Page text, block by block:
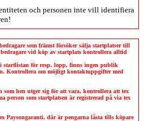
och personen inte vill identifiera
som främst försöker sälja startplatser till
vid köp av startplats kontrollera alltid
startlistan för resp. lopp, finns ingen publik
Kontrollera om möjligt kontaktuppgifter med
som hen utger sig för att vara, kontrollera att tex
person som startplatsen är registrerad på via tex
Paysongaranti, där är pengarna låsta tills köpare